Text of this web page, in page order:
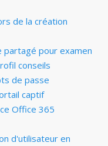
de la création
partagé pour examen
conseils
de passe
captif
Office 365
d'utilisateur en